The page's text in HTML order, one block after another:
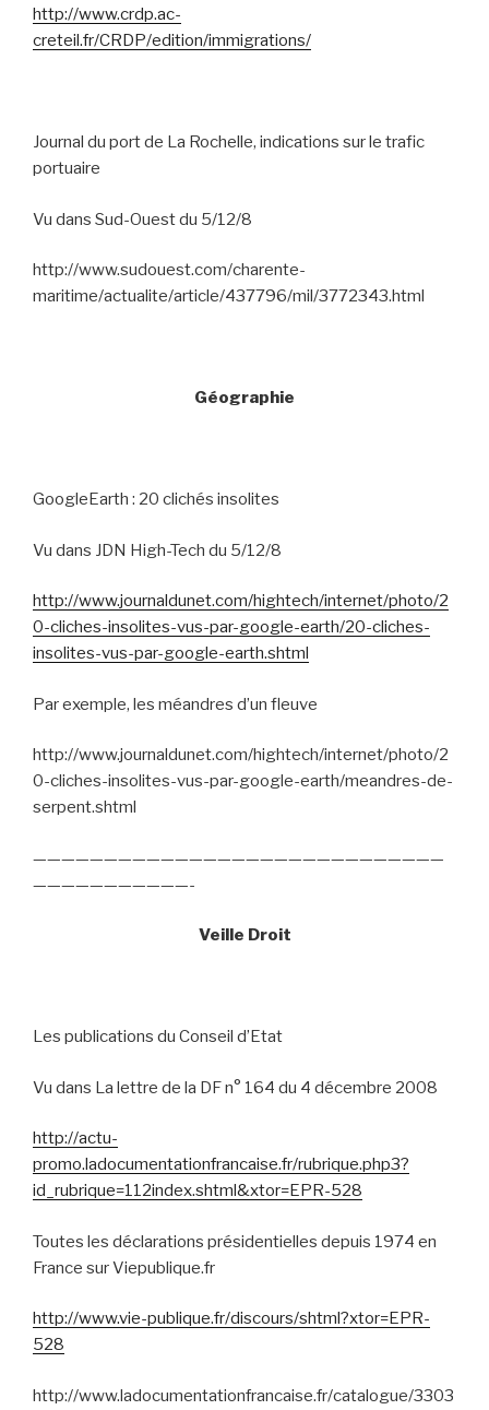
http://www.crdp.ac-
creteil.fr/CRDP/edition/immigrations/
Journal du port de La Rochelle, indications sur le trafic
portuaire
Vu dans Sud-Ouest du 5/12/8
http://www.sudouest.com/charente-
maritime/actualite/article/437796/mil/3772343.html
Géographie
GoogleEarth : 20 clichés insolites
Vu dans JDN High-Tech du 5/12/8
http://www.journaldunet.com/hightech/internet/photo/2
0-cliches-insolites-vus-par-google-earth/20-cliches-
insolites-vus-par-google-earth.shtml
Par exemple, les méandres d’un fleuve
http://www.journaldunet.com/hightech/internet/photo/2
0-cliches-insolites-vus-par-google-earth/meandres-de-
serpent.shtml
—————————————————————————————
———————————-
Veille Droit
Les publications du Conseil d’Etat
Vu dans La lettre de la DF n° 164 du 4 décembre 2008
http://actu-
promo.ladocumentationfrancaise.fr/rubrique.php3?
id_rubrique=112index.shtml&xtor=EPR-528
Toutes les déclarations présidentielles depuis 1974 en
France sur Viepublique.fr
http://www.vie-publique.fr/discours/shtml?xtor=EPR-
528
http://www.ladocumentationfrancaise.fr/catalogue/3303